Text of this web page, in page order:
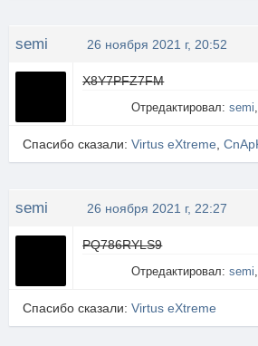
semi 26 ноября 2021 г, 20:52
X8Y7PFZ7FM
Отредактировал: semi
Спасибо сказали: Virtus eXtreme
semi 26 ноября 2021 г, 22:27
PQ786RYLS9
Отредактировал: semi
Спасибо сказали: Virtus eXtreme